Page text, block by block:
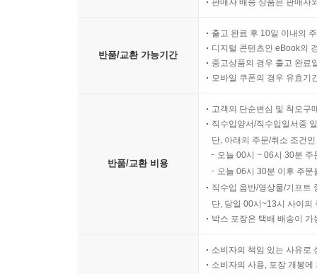
판매자 배송 상품은 판매자
반품/교환 가능기간
출고 완료 후 10일 이내의
디지털 콘텐츠인 eBook의
중고상품의 경우 출고 완료
모바일 쿠폰의 경우 유효기
반품/교환 비용
고객의 단순변심 및 착오구
직수입양서/직수입일서중
단, 아래의 주문/취소 조건
오늘 00시 ~ 06시 30분
오늘 06시 30분 이후 주
직수입 음반/영상물/기프트
단, 당일 00시~13시 사이의
박스 포장은 택배 배송이
소비자의 책임 있는 사유로
소비자의 사용, 포장 개봉